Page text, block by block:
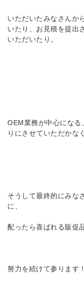
いただいたみなさんか
いたり、お見積を提出
いただいたり。
OEM業務が中心になる
りにさせていただかな
そうして最終的にみな
に、
配ったら喜ばれる販促
努力を続けて参ります！